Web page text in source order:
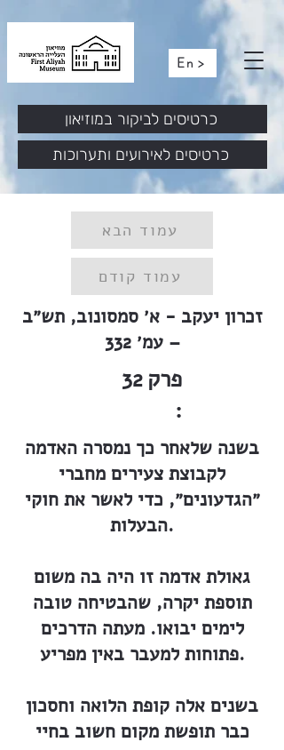
En >
כרטיסים לאירועים ותערוכות
כרטיסים לביקור במוזיאון
עמוד הבא
עמוד קודם
זכרון יעקב - א׳ סמסונוב, תש״ב
– עמ׳ 332
32 פרק
:
בשנה שלאחר כך נמסרה האדמה
לקבוצת צעירים מחברי
״הגדעונים״, כדי לאשר את חוקי
הבעלות.
גאולת אדמה זו היה בה משום
תוספת יקרה, שהבטיחה טובה
לימים יבואו. מעתה הדרכים
פתוחות למעבר באין מפריע.
בשנים אלה קופת הלואה וחסכון
כבר תופשת מקום חשוב בחיי